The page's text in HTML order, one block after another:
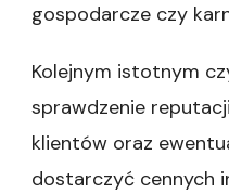
gospodarcze czy
Kolejnym istotnym
sprawdzenie
klientów oraz
dostarczyć cennych